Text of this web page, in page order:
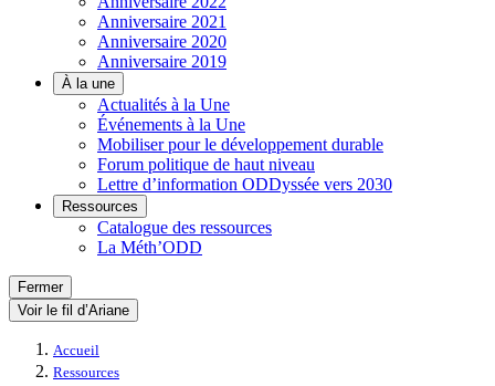
Anniversaire 2021
Anniversaire 2020
Anniversaire 2019
À la une
Actualités à la Une
Événements à la Une
Mobiliser pour le développement durable
Forum politique de haut niveau
Lettre d’information ODDyssée vers 2030
Ressources
Catalogue des ressources
La Méth’ODD
Fermer
Voir le fil d’Ariane
Accueil
Ressources